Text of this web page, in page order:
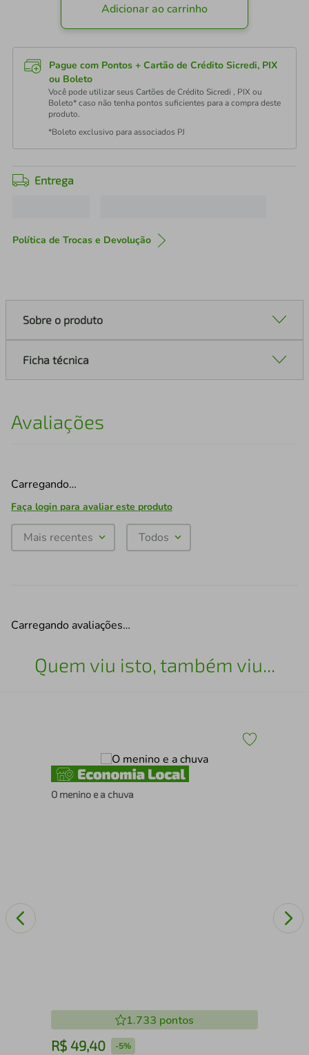
Adicionar ao carrinho
Pague com Pontos + Cartão de Crédito Sicredi, PIX
ou Boleto
Você pode utilizar seus Cartões de Crédito Sicredi , PIX ou
Boleto* caso não tenha pontos suficientes para a compra deste
produto.
*Boleto exclusivo para associados PJ
Entrega
Política de Trocas e Devolução
Sobre o produto
Ficha técnica
Avaliações
Carregando…
Faça login para avaliar este produto
Mais recentes Todos
Carregando avaliações…
Quem viu isto, também viu...
O menino e a chuva
1.733 pontos
R$ 49,40 -5%